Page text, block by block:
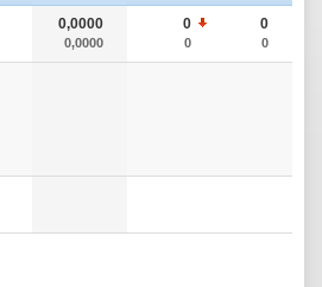
0,0000
0,0000
0
0
0
0